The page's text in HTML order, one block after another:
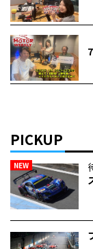
PICKUP
NEW